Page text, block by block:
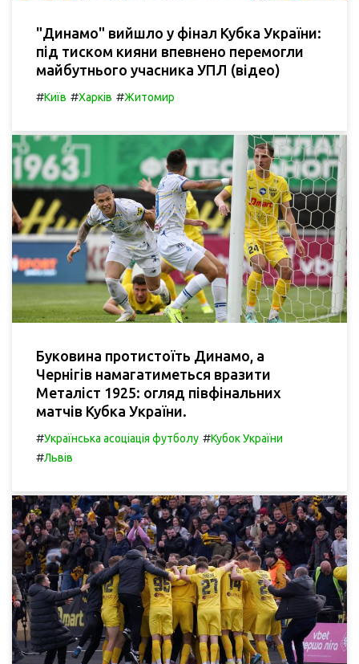
"Динамо" вийшло у фінал Кубка України:
під тиском кияни впевнено перемогли
майбутнього учасника УПЛ (відео)
#Київ #Харків #Житомир
Буковина протистоїть Динамо, а
Чернігів намагатиметься вразити
Металіст 1925: огляд півфінальних
матчів Кубка України.
#Українська асоціація футболу #Кубок України
#Львів